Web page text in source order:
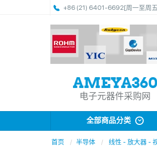
+86 (21) 6401-6692[周一至周
电子元器件采购网
全部商品分类
首页 半导体 线性 - 放大器 -